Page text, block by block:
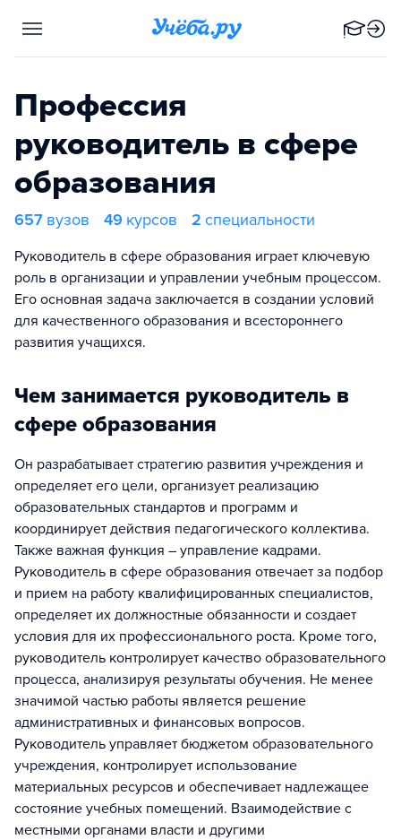
Профессия
руководитель в сфере
образования
657 вузов 49 курсов 2 специальности
Руководитель в сфере образования играет ключевую
роль в организации и управлении учебным процессом.
Его основная задача заключается в создании условий
для качественного образования и всестороннего
развития учащихся.
Чем занимается руководитель в
сфере образования
Он разрабатывает стратегию развития учреждения и
определяет его цели, организует реализацию
образовательных стандартов и программ и
координирует действия педагогического коллектива.
Также важная функция – управление кадрами.
Руководитель в сфере образования отвечает за подбор
и прием на работу квалифицированных специалистов,
определяет их должностные обязанности и создает
условия для их профессионального роста. Кроме того,
руководитель контролирует качество образовательного
процесса, анализируя результаты обучения. Не менее
значимой частью работы является решение
административных и финансовых вопросов.
Руководитель управляет бюджетом образовательного
учреждения, контролирует использование
материальных ресурсов и обеспечивает надлежащее
состояние учебных помещений. Взаимодействие с
местными органами власти и другими